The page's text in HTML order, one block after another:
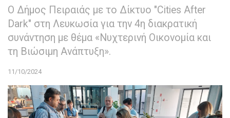
Ο Δήμος Πειραιάς με το Δίκτυο "Cities After
Dark" στη Λευκωσία για την 4η διακρατική
συνάντηση με θέμα «Νυχτερινή Οικονομία και
τη Βιώσιμη Ανάπτυξη».
11/10/2024